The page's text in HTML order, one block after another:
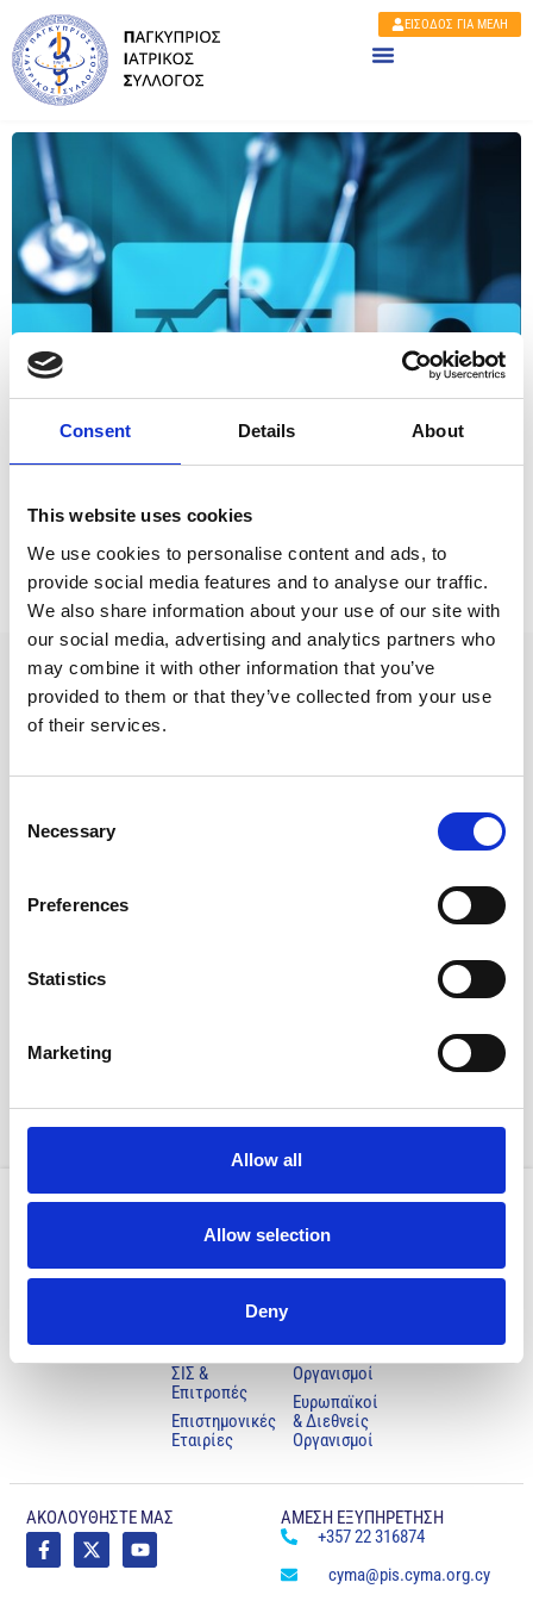
Consent Details About
This website uses cookies
We use cookies to personalise content and ads, to
provide social media features and to analyse our traffic.
We also share information about your use of our site with
our social media, advertising and analytics partners who
may combine it with other information that you’ve
provided to them or that they’ve collected from your use
of their services.
Selection
Necessary
Preferences
Statistics
Marketing
Allow all
Allow selection
Deny
ΕΙΣΟΔΟΣ ΓΙΑ ΜΕΛΗ
ΚΑΝΟΝΙΣΜΟΙ ΛΕΙΤΟΥΡΓΙΑΣ ΠΑΓΚΥΠΡΙΟΥ ΙΑΤΡΙΚΟΥ ΣΥΛΛΟΓΟΥ
ΚΩΔΙΚΑΣ ΙΑΤΡΙΚΗΣ ΔΕΟΝΤΟΛΟΓΙΑΣ
Νόμος (Νόμοι του 1967 και 1970)
Ο ΣΥΛΛΟΓΟΣ
Ιστορία
Χαιρετισμός
ΣΙΣ &
Επιτροπές
Επιστημονικές
Εταιρίες
ΧΡΗΣΙΜΑ
Υπηρεσίες
Οργανισμοί
Ευρωπαϊκοί
& Διεθνείς
Οργανισμοί
Δεδομένων
ΑΚΟΛΟΥΘΗΣΤΕ ΜΑΣ
ΑΜΕΣΗ ΕΞΥΠΗΡΕΤΗΣΗ
+357 22 316874
cyma@pis.cyma.org.cy